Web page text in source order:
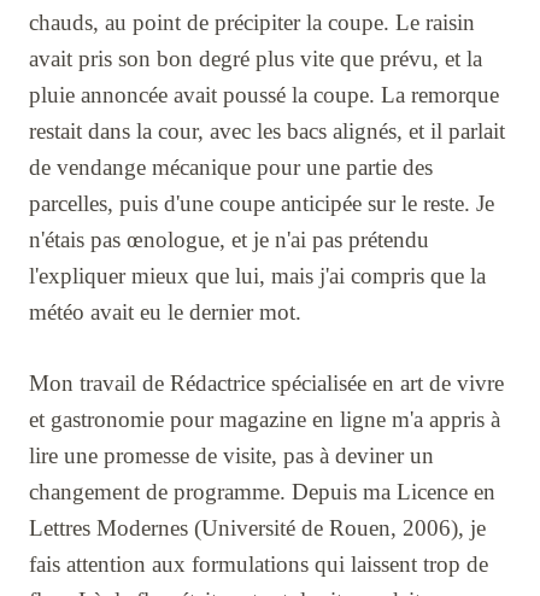
chauds, au point de précipiter la coupe. Le raisin
avait pris son bon degré plus vite que prévu, et la
pluie annoncée avait poussé la coupe. La remorque
restait dans la cour, avec les bacs alignés, et il parlait
de vendange mécanique pour une partie des
parcelles, puis d'une coupe anticipée sur le reste. Je
n'étais pas œnologue, et je n'ai pas prétendu
l'expliquer mieux que lui, mais j'ai compris que la
météo avait eu le dernier mot.
Mon travail de Rédactrice spécialisée en art de vivre
et gastronomie pour magazine en ligne m'a appris à
lire une promesse de visite, pas à deviner un
changement de programme. Depuis ma Licence en
Lettres Modernes (Université de Rouen, 2006), je
fais attention aux formulations qui laissent trop de